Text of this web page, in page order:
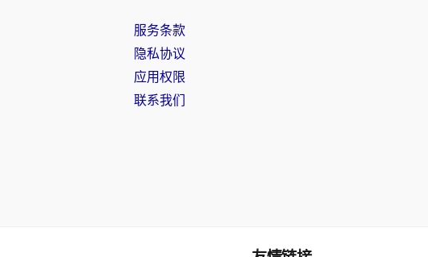
服务条款
隐私协议
应用权限
联系我们